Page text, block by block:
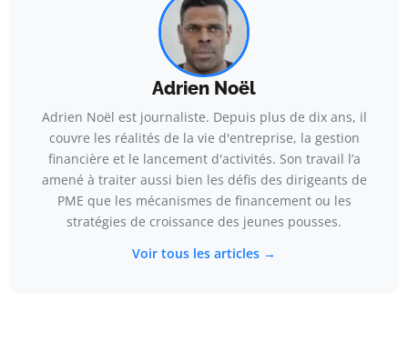
Adrien Noël
Adrien Noël est journaliste. Depuis plus de dix ans, il
couvre les réalités de la vie d'entreprise, la gestion
financière et le lancement d'activités. Son travail l’a
amené à traiter aussi bien les défis des dirigeants de
PME que les mécanismes de financement ou les
stratégies de croissance des jeunes pousses.
Voir tous les articles →